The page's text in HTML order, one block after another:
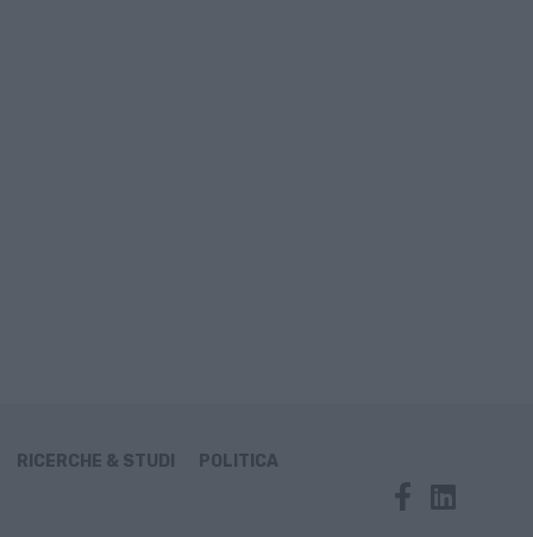
RICERCHE & STUDI POLITICA